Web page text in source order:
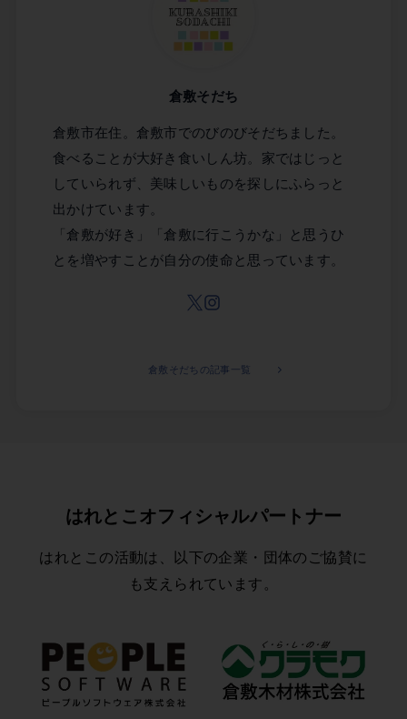
倉敷そだち
倉敷市在住。倉敷市でのびのびそだちました。
食べることが大好き食いしん坊。家ではじっと
していられず、美味しいものを探しにふらっと
出かけています。
「倉敷が好き」「倉敷に行こうかな」と思うひ
とを増やすことが自分の使命と思っています。
倉敷そだちの記事一覧
はれとこオフィシャルパートナー
はれとこの活動は、以下の企業・団体のご協賛に
も支えられています。